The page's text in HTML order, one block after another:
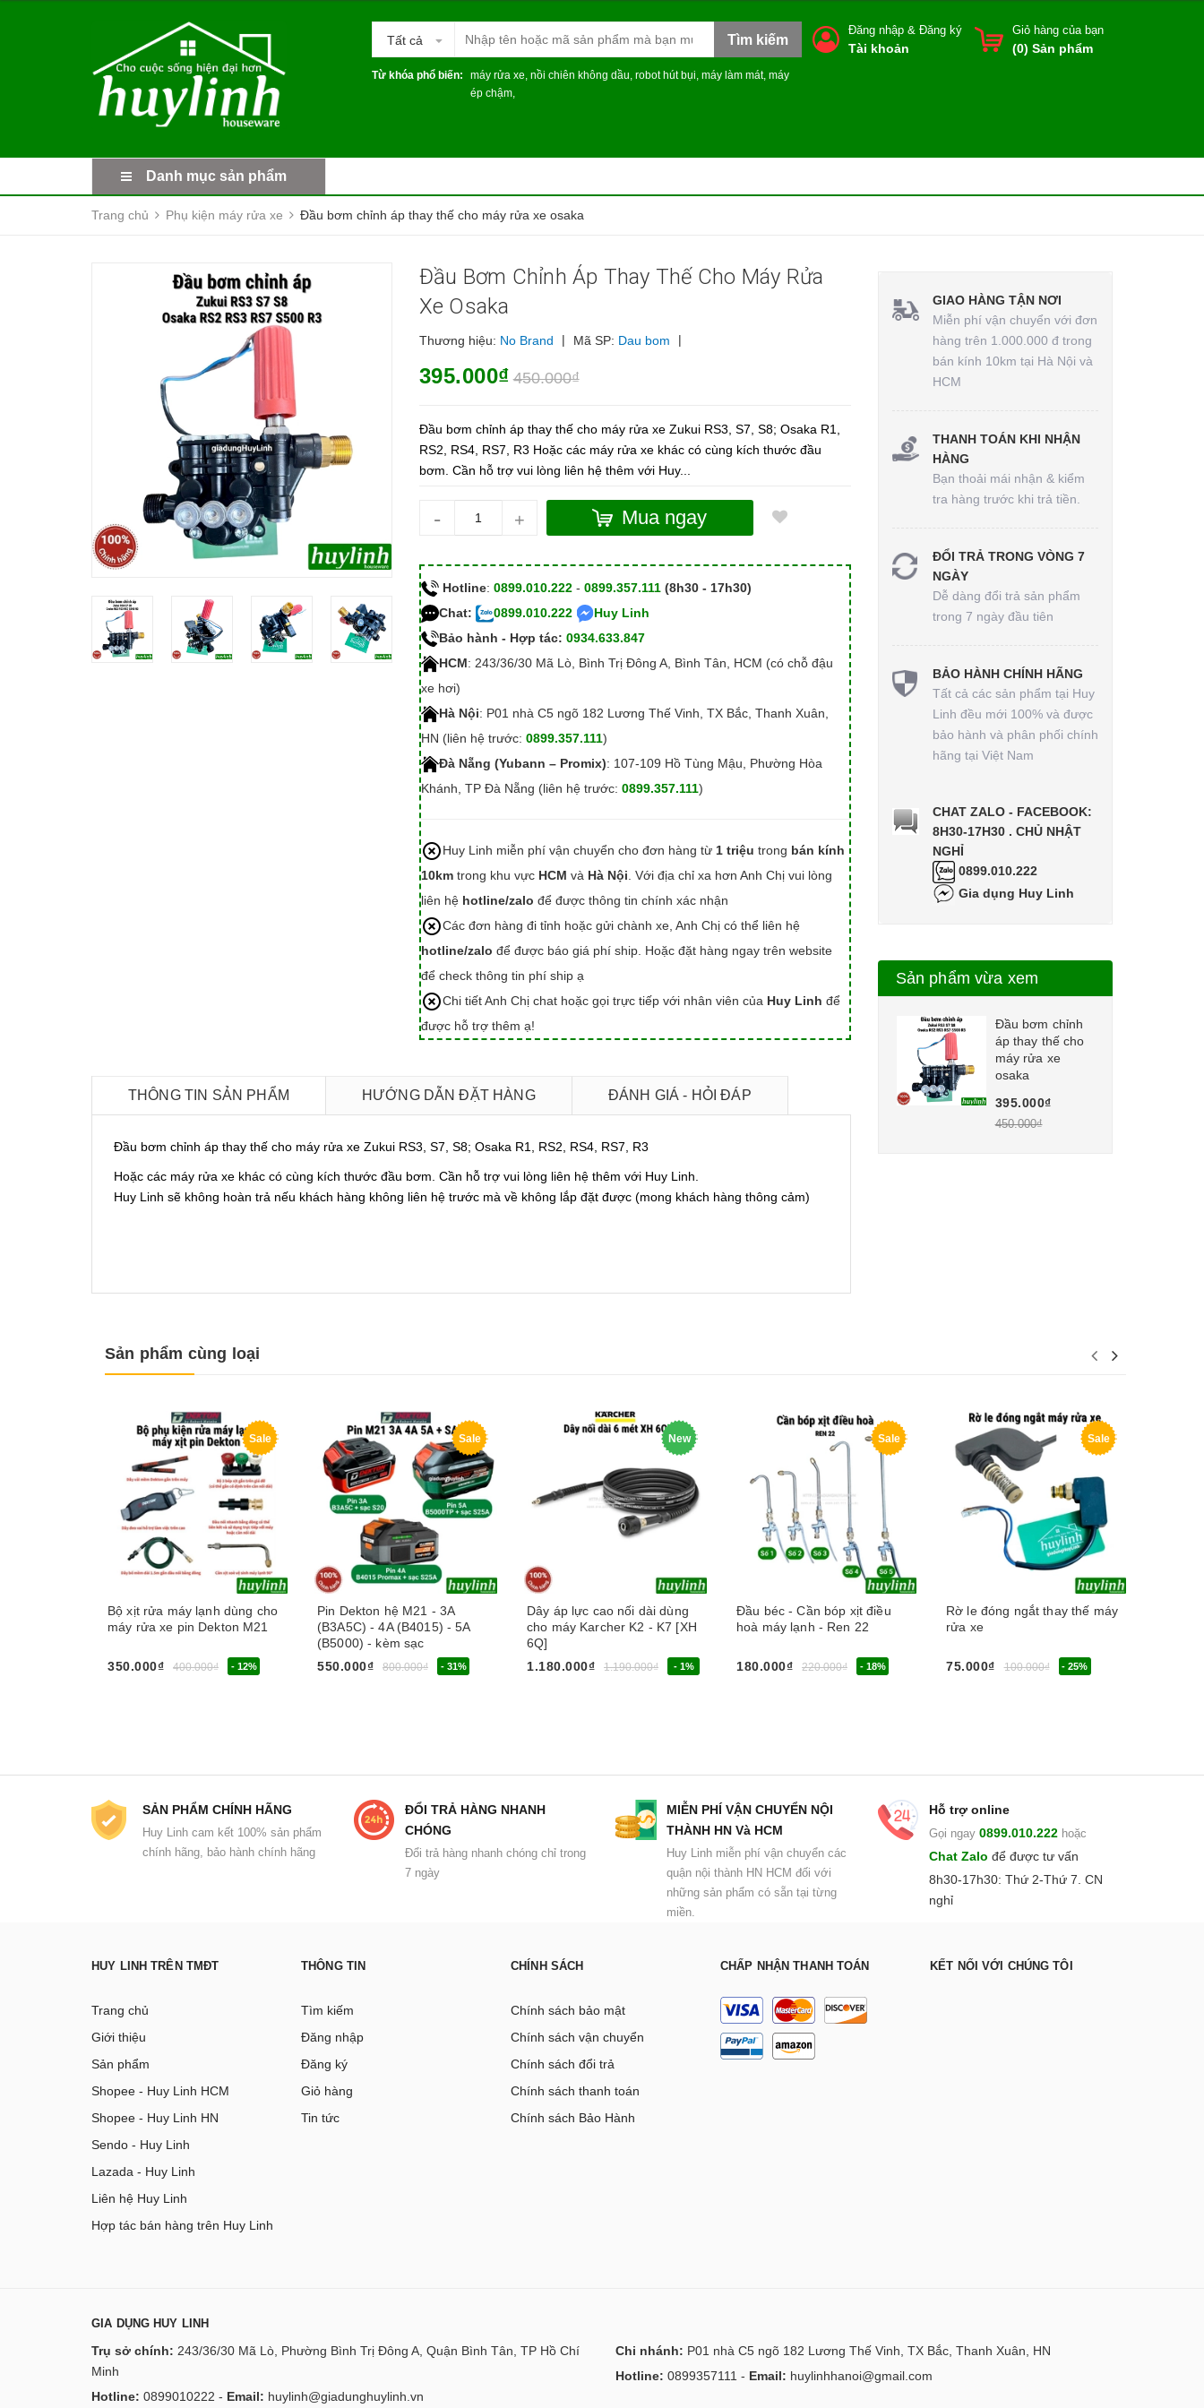
Tất cả Tìm kiếm
Từ khóa phổ biến: máy rửa xe, nồi chiên không dầu, robot hút bụi, máy làm mát, máy
ép chậm,
Giỏ hàng của bạn
(0) Sản phẩm
Đăng nhập & Đăng ký
Tài khoản
Danh mục sản phẩm
Trang chủ Phụ kiện máy rửa xe Đầu bơm chỉnh áp thay thế cho máy rửa xe osaka
Đầu Bơm Chỉnh Áp Thay Thế Cho Máy Rửa
Xe Osaka
Thương hiệu: No Brand | Mã SP: Dau bom |
395.000₫ 450.000₫
Đầu bơm chỉnh áp thay thế cho máy rửa xe Zukui RS3, S7, S8; Osaka R1,
RS2, RS4, RS7, R3 Hoặc các máy rửa xe khác có cùng kích thước đầu
bơm. Cần hỗ trợ vui lòng liên hệ thêm với Huy...
- + Mua ngay
Hotline: 0899.010.222- 0899.357.111 (8h30 - 17h30)
Chat:
0899.010.222
Huy Linh
Bảo hành - Hợp tác: 0934.633.847
HCM: 243/36/30 Mã Lò, Bình Trị Đông A, Bình Tân, HCM (có chỗ đậu
xe hơi)
Hà Nội: P01 nhà C5 ngõ 182 Lương Thế Vinh, TX Bắc, Thanh Xuân,
HN (liên hệ trước: 0899.357.111)
Đà Nẵng (Yubann – Promix): 107-109 Hồ Tùng Mậu, Phường Hòa
Khánh, TP Đà Nẵng (liên hệ trước: 0899.357.111)
Huy Linh miễn phí vận chuyển cho đơn hàng từ 1 triệu trong bán kính
10kmtrong khu vực HCM và Hà Nội . Với địa chỉ xa hơn Anh Chị vui lòng
liên hệ hotline/zalo để được thông tin chính xác nhận
Các đơn hàng đi tỉnh hoặc gửi chành xe, Anh Chị có thể liên hệ
hotline/zalo để được báo giá phí ship. Hoặc đặt hàng ngay trên website
để check thông tin phí ship ạ
Chi tiết Anh Chị chat hoặc gọi trực tiếp với nhân viên của Huy Linh để
được hỗ trợ thêm ạ!
THÔNG TIN SẢN PHẨM HƯỚNG DẪN ĐẶT HÀNG ĐÁNH GIÁ - HỎI ĐÁP
Đầu bơm chỉnh áp thay thế cho máy rửa xe Zukui RS3, S7, S8; Osaka R1, RS2, RS4, RS7, R3
Hoặc các máy rửa xe khác có cùng kích thước đầu bơm. Cần hỗ trợ vui lòng liên hệ thêm với Huy Linh.
Huy Linh sẽ không hoàn trả nếu khách hàng không liên hệ trước mà về không lắp đặt được (mong khách hàng thông cảm)
GIAO HÀNG TẬN NƠI
Miễn phí vận chuyển với đơn
hàng trên 1.000.000 đ trong
bán kính 10km tại Hà Nội và
HCM
THANH TOÁN KHI NHẬN
HÀNG
Bạn thoải mái nhận & kiểm
tra hàng trước khi trả tiền.
ĐỔI TRẢ TRONG VÒNG 7
NGÀY
Dễ dàng đổi trả sản phẩm
trong 7 ngày đầu tiên
BẢO HÀNH CHÍNH HÃNG
Tất cả các sản phẩm tại Huy
Linh đều mới 100% và được
bảo hành và phân phối chính
hãng tại Việt Nam
CHAT ZALO - FACEBOOK:
8H30-17H30 . CHỦ NHẬT
NGHỈ
0899.010.222
Gia dụng Huy Linh
Sản phẩm vừa xem
Đầu bơm chỉnh
áp thay thế cho
máy rửa xe
osaka
395.000₫
450.000₫
Sản phẩm cùng loại
Sale
Bộ xịt rửa máy lạnh dùng cho
máy rửa xe pin Dekton M21
350.000₫ 400.000₫ - 12%
Sale
Pin Dekton hệ M21 - 3A
(B3A5C) - 4A (B4015) - 5A
(B5000) - kèm sạc
550.000₫
800.000₫ - 31%
Chọn sản phẩm
New
Dây áp lực cao nối dài dùng
cho máy Karcher K2 - K7 [XH
6Q]
1.180.000₫
1.190.000₫ - 1%
Mua ngay
Sale
Đầu béc - Cần bóp xịt điều
hoà máy lạnh - Ren 22
180.000₫ 220.000₫ - 18%
Chọn sản phẩm
Sale
Rờ le đóng ngắt thay thế máy
rửa xe
75.000₫ 100.000₫ - 25%
Chọn sản phẩm
SẢN PHẨM CHÍNH HÃNG
Huy Linh cam kết 100% sản phẩm
chính hãng, bảo hành chính hãng
ĐỔI TRẢ HÀNG NHANH
CHÓNG
Đổi trả hàng nhanh chóng chỉ trong
7 ngày
MIỄN PHÍ VẬN CHUYỂN NỘI
THÀNH HN Và HCM
Huy Linh miễn phí vận chuyển các
quận nội thành HN HCM đối với
những sản phẩm có sẵn tại từng
miền.
Hỗ trợ online
Gọi ngay 0899.010.222hoặc
Chat Zalo để được tư vấn
8h30-17h30: Thứ 2-Thứ 7. CN
nghỉ
HUY LINH TRÊN TMĐT
Trang chủ
Giới thiệu
Sản phẩm
Shopee - Huy Linh HCM
Shopee - Huy Linh HN
Sendo - Huy Linh
Lazada - Huy Linh
Liên hệ Huy Linh
Hợp tác bán hàng trên Huy Linh
THÔNG TIN
Tìm kiếm
Đăng nhập
Đăng ký
Giỏ hàng
Tin tức
CHÍNH SÁCH
Chính sách bảo mật
Chính sách vận chuyển
Chính sách đổi trả
Chính sách thanh toán
Chính sách Bảo Hành
CHẤP NHẬN THANH TOÁN KẾT NỐI VỚI CHÚNG TÔI
GIA DỤNG HUY LINH
Trụ sở chính: 243/36/30 Mã Lò, Phường Bình Trị Đông A, Quận Bình Tân, TP Hồ Chí
Minh
Hotline: 0899010222 - Email: huylinh@giadunghuylinh.vn
Chi nhánh: P01 nhà C5 ngõ 182 Lương Thế Vinh, TX Bắc, Thanh Xuân, HN
Hotline: 0899357111 - Email: huylinhhanoi@gmail.com